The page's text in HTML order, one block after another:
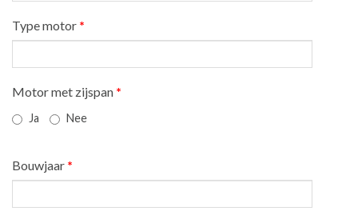
Type motor *
Motor met zijspan *
Ja Nee
Bouwjaar *